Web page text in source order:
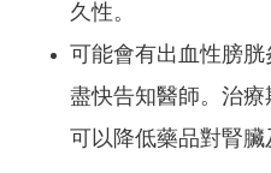
久性。
可能會有出血性膀
盡快告知醫師。治療
可以降低藥品對腎臟